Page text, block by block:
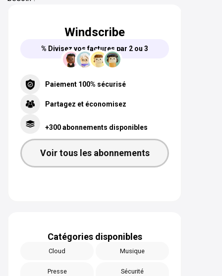
Windscribe
% Divisez vos factures par 2 ou 3
Paiement 100% sécurisé
Partagez et économisez
+300 abonnements disponibles
Voir tous les abonnements
Catégories disponibles
Cloud Musique
Presse
Sécurité